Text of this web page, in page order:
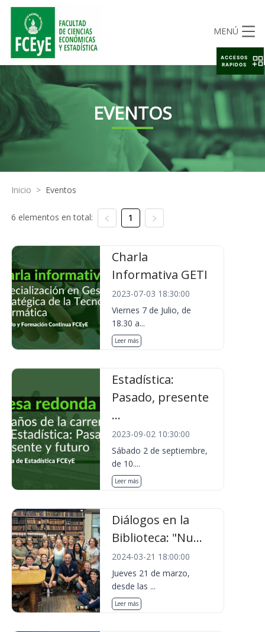
MENÚ
EVENTOS
Inicio > Eventos
6 elementos en total: 1
Charla
Informativa GETI
2023-07-03 18:30:00
Viernes 7 de Julio, de
18.30 a...
Leer más
Estadística:
Pasado, presente
...
2023-09-02 10:30:00
Sábado 2 de septiembre,
de 10....
Leer más
Diálogos en la
Biblioteca: "Nu...
2024-03-21 18:00:00
Jueves 21 de marzo,
desde las ...
Leer más
ACCESOS
RAPIDOS